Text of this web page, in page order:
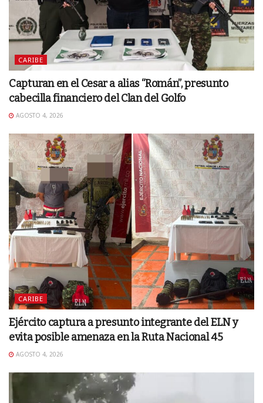
CARIBE
Capturan en el Cesar a alias “Román”, presunto
cabecilla financiero del Clan del Golfo
AGOSTO 4, 2026
CARIBE
Ejército captura a presunto integrante del ELN y
evita posible amenaza en la Ruta Nacional 45
AGOSTO 4, 2026